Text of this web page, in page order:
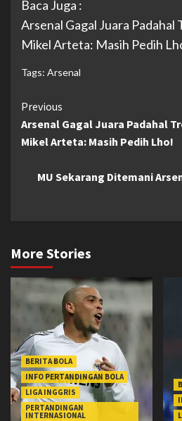
Baca Juga :
Arsenal Gagal Juara
Mikel Arteta: Masih Pedih
Tags: Arsenal
Continue
Reading
Previous
Arsenal Gagal Juara Padahal
Mikel Arteta: Masih Pedih Lho!
MU Sekarang Ditemani
More Stories
BERITA BOLA
INFO PERTANDINGAN BOLA
LIGA INGGRIS
PERTANDINGAN
INTERNASIONAL